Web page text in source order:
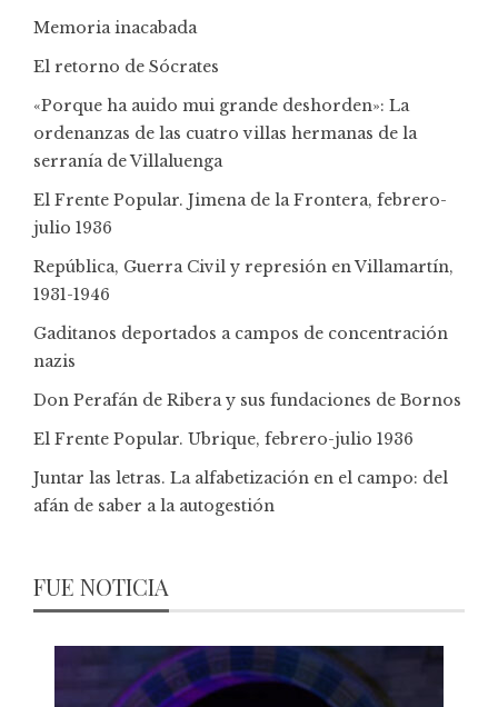
Memoria inacabada
El retorno de Sócrates
«Porque ha auido mui grande deshorden»: La
ordenanzas de las cuatro villas hermanas de la
serranía de Villaluenga
El Frente Popular. Jimena de la Frontera, febrero-
julio 1936
República, Guerra Civil y represión en Villamartín,
1931-1946
Gaditanos deportados a campos de concentración
nazis
Don Perafán de Ribera y sus fundaciones de Bornos
El Frente Popular. Ubrique, febrero-julio 1936
Juntar las letras. La alfabetización en el campo: del
afán de saber a la autogestión
FUE NOTICIA